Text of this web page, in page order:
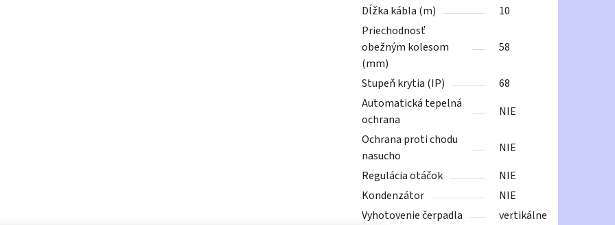
Dĺžka kábla (m)
10
Priechodnosť
obežným kolesom
(mm)
58
Stupeň krytia (IP)
68
Automatická tepelná
ochrana
NIE
Ochrana proti chodu
nasucho
NIE
Regulácia otáčok
NIE
Kondenzátor
NIE
Vyhotovenie čerpadla
vertikálne